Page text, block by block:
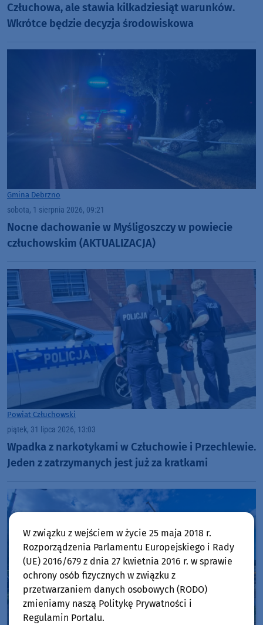
Człuchowa, ale stawia kilkadziesiąt warunków.
Wkrótce będzie decyzja środowiskowa
Gmina Debrzno
sobota, 1 sierpnia 2026, 09:21
Nocne dachowanie w Myśligoszczy w powiecie
człuchowskim (AKTUALIZACJA)
Powiat Człuchowski
piątek, 31 lipca 2026, 13:03
Wpadka z narkotykami w Człuchowie i Przechlewie.
Jeden z zatrzymanych jest już za kratkami
W związku z wejściem w życie 25 maja 2018 r.
Rozporządzenia Parlamentu Europejskiego i Rady
(UE) 2016/679 z dnia 27 kwietnia 2016 r. w sprawie
ochrony osób fizycznych w związku z
przetwarzaniem danych osobowych (RODO)
zmieniamy naszą Politykę Prywatności i
Regulamin Portalu.